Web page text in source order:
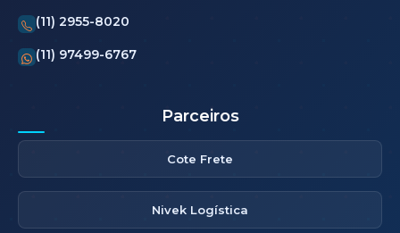
(11) 2955-8020
(11) 97499-6767
Parceiros
Cote Frete
Nivek Logística